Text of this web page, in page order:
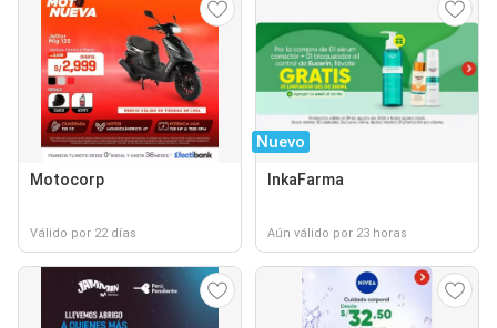
Motocorp
Válido por 22 días
Nuevo
InkaFarma
Aún válido por 23 horas